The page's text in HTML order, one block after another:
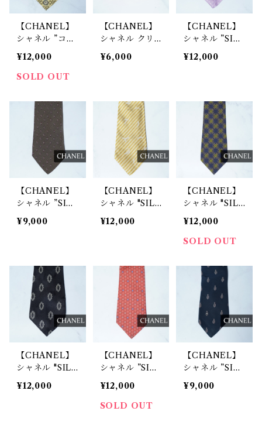
【CHANEL】
シャネル ”ココ
マーク””ゴール
ドチェーン”ロ
ープ・花柄SIL
イ yellow&b
¥12,000
SOLD OUT
【CHANEL】
シャネル クリ
アバングル ora
nge
¥6,000
【CHANEL】
シャネル ”SIL
K100％”メタル
チェーン・ココ
urple
¥12,000
【CHANEL】
シャネル ”SIL
K100％”レジメ
ンタル・小紋柄
¥9,000
【CHANEL】
シャネル "SILK
100%" ゴール
ドチェーン・レ
¥12,000
【CHANEL】
シャネル "SILK
100%" ゴール
ドチェーンフラ
ワー・ロゴチェ
タイ navy&gr
een&yellow
¥12,000
SOLD OUT
【CHANEL】
シャネル "SILK
100%" ゴール
ドチェーン・リ
¥12,000
【CHANEL】
シャネル ”SIL
K100％”メタル
チェーン・フラ
ワー・ココマー
¥12,000
SOLD OUT
【CHANEL】
シャネル ”SIL
ーク・ロープ柄
¥9,000